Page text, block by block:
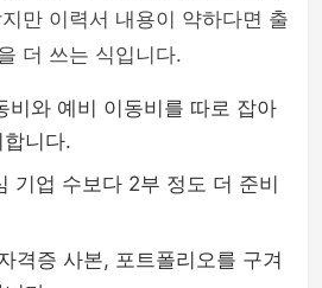
만 이력서 내용이 약하다면 출
더 쓰는 식입니다.
비와 예비 이동비를 따로 잡아
니다.
기업 수보다 2부 정도 더 준비
격증 사본, 포트폴리오를 구겨